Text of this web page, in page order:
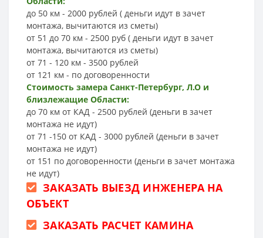
до 50 км - 2000 рублей ( деньги идут в зачет
монтажа, вычитаются из сметы)
от 51 до 70 км - 2500 руб ( деньги идут в зачет
монтажа, вычитаются из сметы)
от 71 - 120 км - 3500 рублей
от 121 км - по договоренности
Стоимость замера Санкт-Петербург, Л.О и
близлежащие Области:
до 70 км от КАД - 2500 рублей (деньги в зачет
монтажа не идут)
от 71 -150 от КАД - 3000 рублей (деньги в зачет
монтажа не идут)
от 151 по договоренности (деньги в зачет монтажа
не идут)
ЗАКАЗАТЬ ВЫЕЗД ИНЖЕНЕРА НА
ОБЪЕКТ
ЗАКАЗАТЬ РАСЧЕТ КАМИНА